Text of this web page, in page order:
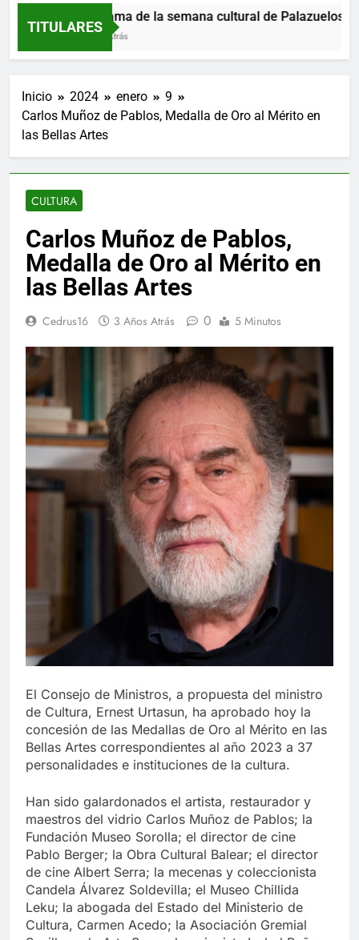
TITULARES
Programa de la semana cultural de Palazuelos de
1 Hora Atrás
Inicio 2024 enero
9
Carlos Muñoz de Pablos, Medalla de Oro al Mérito en
las Bellas Artes
CULTURA
Carlos Muñoz de Pablos,
Medalla de Oro al Mérito en
las Bellas Artes
Cedrus16 3 Años Atrás 0 5 Minutos
El Consejo de Ministros, a propuesta del ministro
de Cultura, Ernest Urtasun, ha aprobado hoy la
concesión de las Medallas de Oro al Mérito en las
Bellas Artes correspondientes al año 2023 a 37
personalidades e instituciones de la cultura.
Han sido galardonados el artista, restaurador y
maestros del vidrio Carlos Muñoz de Pablos; la
Fundación Museo Sorolla; el director de cine
Pablo Berger; la Obra Cultural Balear; el director
de cine Albert Serra; la mecenas y coleccionista
Candela Álvarez Soldevilla; el Museo Chillida
Leku; la abogada del Estado del Ministerio de
Cultura, Carmen Acedo; la Asociación Gremial